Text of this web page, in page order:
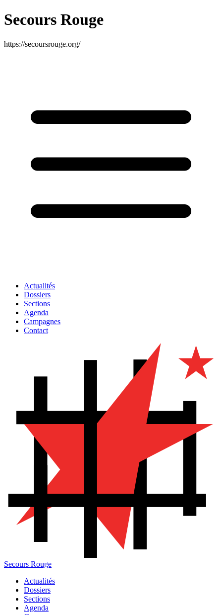
Secours Rouge
https://secoursrouge.org/
Actualités
Dossiers
Sections
Agenda
Campagnes
Contact
Secours Rouge
Actualités
Dossiers
Sections
Agenda